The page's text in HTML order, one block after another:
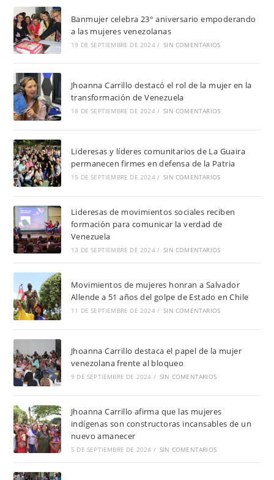
Banmujer celebra 23° aniversario empoderando
a las mujeres venezolanas
19 DE SEPTIEMBRE DE 2024 / SIN COMENTARIOS
Jhoanna Carrillo destacó el rol de la mujer en la
transformación de Venezuela
18 DE SEPTIEMBRE DE 2024 / SIN COMENTARIOS
Lideresas y líderes comunitarios de La Guaira
permanecen firmes en defensa de la Patria
15 DE SEPTIEMBRE DE 2024 / SIN COMENTARIOS
Lideresas de movimientos sociales reciben
formación para comunicar la verdad de
Venezuela
13 DE SEPTIEMBRE DE 2024 / SIN COMENTARIOS
Movimientos de mujeres honran a Salvador
Allende a 51 años del golpe de Estado en Chile
11 DE SEPTIEMBRE DE 2024 / SIN COMENTARIOS
Jhoanna Carrillo destaca el papel de la mujer
venezolana frente al bloqueo
9 DE SEPTIEMBRE DE 2024 / SIN COMENTARIOS
Jhoanna Carrillo afirma que las mujeres
indígenas son constructoras incansables de un
nuevo amanecer
5 DE SEPTIEMBRE DE 2024 / SIN COMENTARIOS